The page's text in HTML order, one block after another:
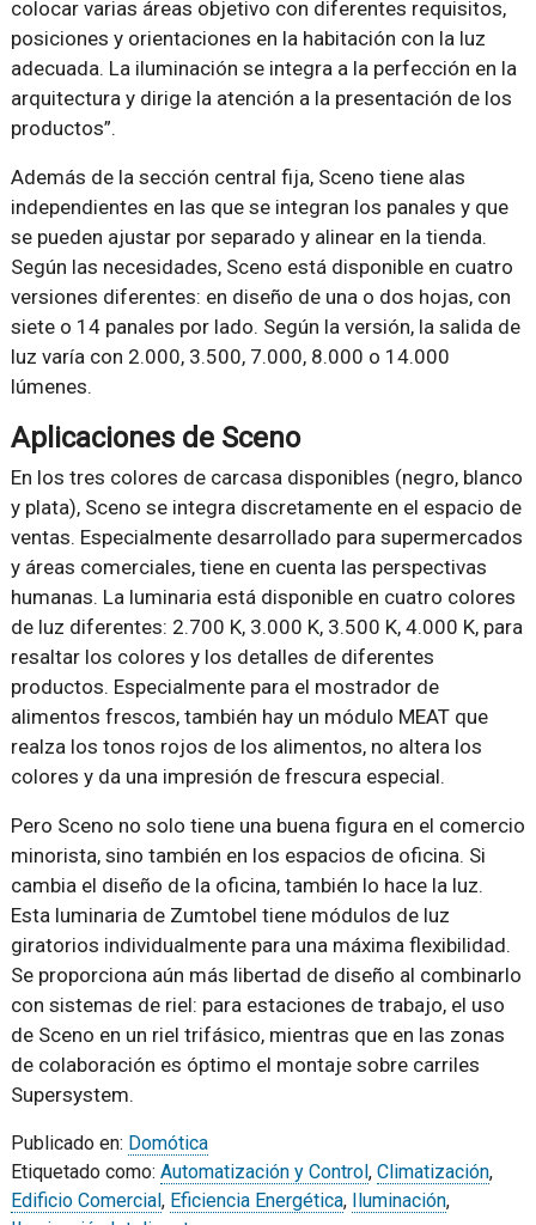
colocar varias áreas objetivo con diferentes requisitos,
posiciones y orientaciones en la habitación con la luz
adecuada. La iluminación se integra a la perfección en la
arquitectura y dirige la atención a la presentación de los
productos”.
Además de la sección central fija, Sceno tiene alas
independientes en las que se integran los panales y que
se pueden ajustar por separado y alinear en la tienda.
Según las necesidades, Sceno está disponible en cuatro
versiones diferentes: en diseño de una o dos hojas, con
siete o 14 panales por lado. Según la versión, la salida de
luz varía con 2.000, 3.500, 7.000, 8.000 o 14.000
lúmenes.
Aplicaciones de Sceno
En los tres colores de carcasa disponibles (negro, blanco
y plata), Sceno se integra discretamente en el espacio de
ventas. Especialmente desarrollado para supermercados
y áreas comerciales, tiene en cuenta las perspectivas
humanas. La luminaria está disponible en cuatro colores
de luz diferentes: 2.700 K, 3.000 K, 3.500 K, 4.000 K, para
resaltar los colores y los detalles de diferentes
productos. Especialmente para el mostrador de
alimentos frescos, también hay un módulo MEAT que
realza los tonos rojos de los alimentos, no altera los
colores y da una impresión de frescura especial.
Pero Sceno no solo tiene una buena figura en el comercio
minorista, sino también en los espacios de oficina. Si
cambia el diseño de la oficina, también lo hace la luz.
Esta luminaria de Zumtobel tiene módulos de luz
giratorios individualmente para una máxima flexibilidad.
Se proporciona aún más libertad de diseño al combinarlo
con sistemas de riel: para estaciones de trabajo, el uso
de Sceno en un riel trifásico, mientras que en las zonas
de colaboración es óptimo el montaje sobre carriles
Supersystem.
Publicado en: Domótica
Etiquetado como: Automatización y Control , Climatización,
Edificio Comercial , Eficiencia Energética, Iluminación,